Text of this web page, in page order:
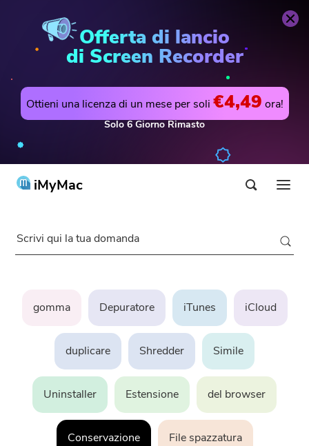
Offerta di lancio
di Screen Recorder
Ottieni una licenza di un mese per soli €4,49 ora!
Solo6 GiornoRimasto
iMyMac
Prodotti & Soluzioni
PowerMyMac
PowerUninstall
Convertitore Video
Screen Recorder
gomma
Depuratore iTunes iCloud
duplicare Shredder Simile
Uninstaller Estensione del browser
Conservazione File spazzatura